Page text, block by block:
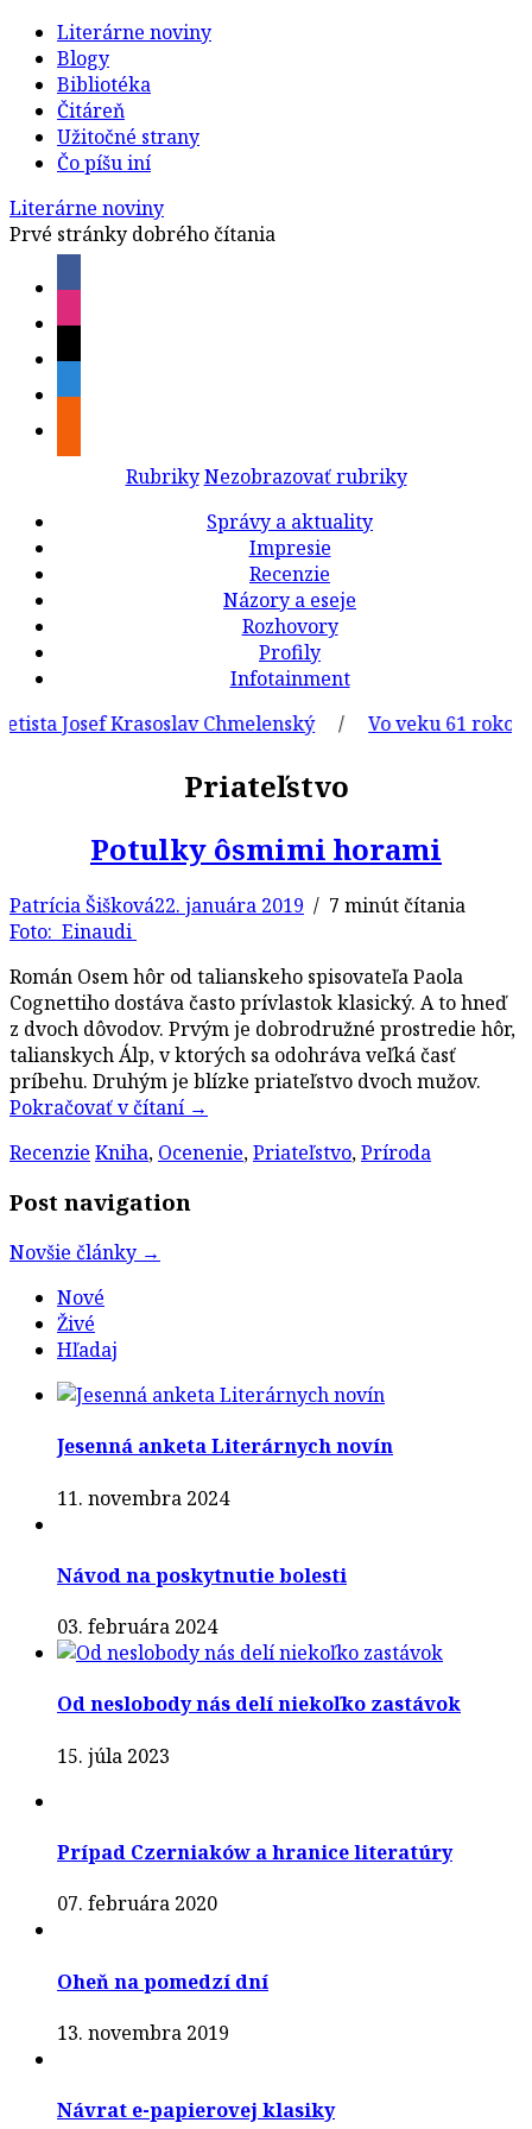
Literárne noviny
Blogy
Bibliotéka
Čitáreň
Užitočné strany
Čo píšu iní
Literárne noviny
Prvé stránky dobrého čítania
Rubriky Nezobrazovať rubriky
Správy a aktuality
Impresie
Recenzie
Názory a eseje
Rozhovory
Profily
Infotainment
Josef Krasoslav Chmelenský/Vo veku 61 rokov
Priateľstvo
Potulky ôsmimi horami
Patrícia Šišková22. januára 2019 / 7 minút čítania
Foto: Einaudi
Román Osem hôr od talianskeho spisovateľa Paola
Cognettiho dostáva často prívlastok klasický. A to hneď
z dvoch dôvodov. Prvým je dobrodružné prostredie hôr,
talianskych Álp, v ktorých sa odohráva veľká časť
príbehu. Druhým je blízke priateľstvo dvoch mužov.
Pokračovať v čítaní →
Recenzie Kniha, Ocenenie,Priateľstvo,Príroda
Post navigation
Novšie články →
Nové
Živé
Hľadaj
Jesenná anketa Literárnych novín
11. novembra 2024
Návod na poskytnutie bolesti
03. februára 2024
Od neslobody nás delí niekoľko zastávok
15. júla 2023
Prípad Czerniaków a hranice literatúry
07. februára 2020
Oheň na pomedzí dní
13. novembra 2019
Návrat e-papierovej klasiky